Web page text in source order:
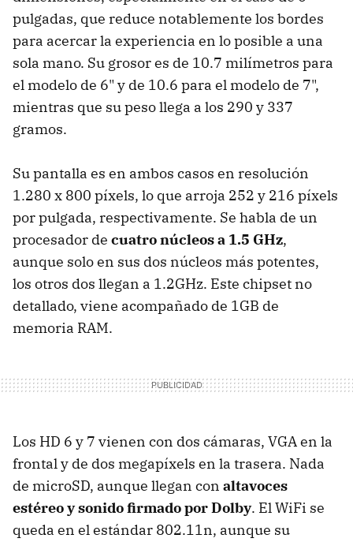
pulgadas, que reduce notablemente los bordes
para acercar la experiencia en lo posible a una
sola mano. Su grosor es de 10.7 milímetros para
el modelo de 6" y de 10.6 para el modelo de 7",
mientras que su peso llega a los 290 y 337
gramos.
Su pantalla es en ambos casos en resolución
1.280 x 800 píxels, lo que arroja 252 y 216 píxels
por pulgada, respectivamente. Se habla de un
procesador de cuatro núcleos a 1.5 GHz,
aunque solo en sus dos núcleos más potentes,
los otros dos llegan a 1.2GHz. Este chipset no
detallado, viene acompañado de 1GB de
memoria RAM.
Los HD 6 y 7 vienen con dos cámaras, VGA en la
frontal y de dos megapíxels en la trasera. Nada
de microSD, aunque llegan con altavoces
estéreo y sonido firmado por Dolby. El WiFi se
queda en el estándar 802.11n, aunque su